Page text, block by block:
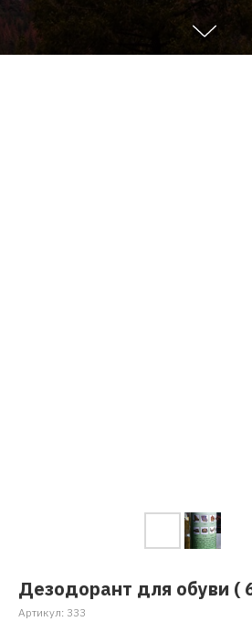
Дезодорант для обуви (
Артикул: 333